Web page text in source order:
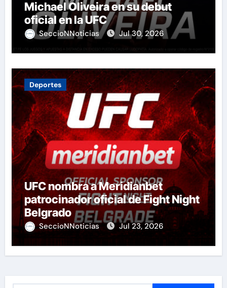
Michael Oliveira en su debut
oficial en la UFC
SeccioNNoticias Jul 30, 2026
Deportes
UFC nombra a Meridianbet
patrocinador oficial de Fight Night
Belgrado
SeccioNNoticias Jul 23, 2026